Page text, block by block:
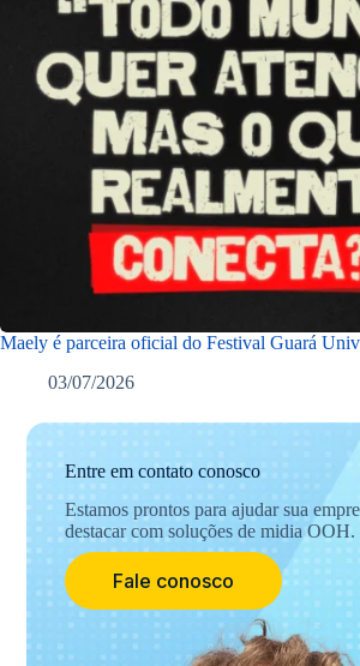
Maely é parceira oficial do Festival Guará
03/07/2026
Entre em contato conosco
Estamos prontos para ajudar sua
destacar com soluções de midia OOH.
Fale conosco